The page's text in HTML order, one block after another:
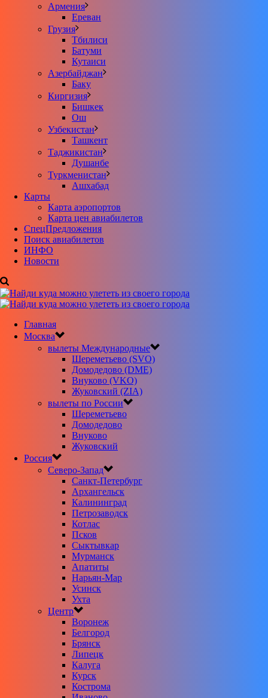
Армения
Ереван
Грузия
Тбилиси
Батуми
Кутаиси
Азербайджан
Баку
Киргизия
Бишкек
Ош
Узбекистан
Ташкент
Таджикистан
Душанбе
Туркменистан
Ашхабад
Карты
Карта аэропортов
Карта цен авиабилетов
CпецПредложения
Поиск авиабилетов
ИНФО
Новости
Главная
Москва
вылеты Международные
Шереметьево (SVO)
Домодедово (DME)
Внуково (VKO)
Жуковский (ZIA)
вылеты по России
Шереметьево
Домодедово
Внуково
Жуковский
Россия
Северо-Запад
Санкт-Петербург
Архангельск
Калининград
Петрозаводск
Котлас
Псков
Сыктывкар
Мурманск
Апатиты
Нарьян-Мар
Усинск
Ухта
Центр
Воронеж
Белгород
Брянск
Липецк
Калуга
Курск
Кострома